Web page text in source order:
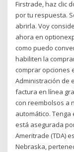
Firstrade, haz clic
por tu respuesta.
abrirla. Voy
ahora en
como puedo
habiliten la
comprar opciones
Administración de
factura en línea
con reembolsos a
automático. Tenga
está asegurada
Ameritrade (TDA)
Nebraska,